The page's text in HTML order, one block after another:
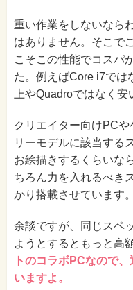
重い作業をしないなら
はありません。そこで
こそこの性能でコスパ
た。例えばCore i7では
上やQuadroではなく
クリエイター向けPC
リーモデルに該当する
お絵描きするくらいな
ちろん力を入れるべき
かり搭載させています。
余談ですが、同じスペ
ようとするともっと高
トのコラボPCなので
いますよ。